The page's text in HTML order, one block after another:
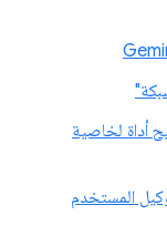
أداة لخاصية
المستخدم